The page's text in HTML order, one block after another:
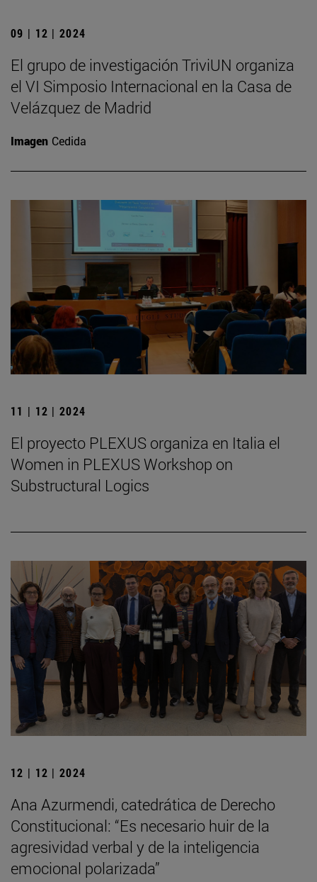
09 | 12 | 2024
El grupo de investigación TriviUN organiza
el VI Simposio Internacional en la Casa de
Velázquez de Madrid
Imagen Cedida
11 | 12 | 2024
El proyecto PLEXUS organiza en Italia el
Women in PLEXUS Workshop on
Substructural Logics
12 | 12 | 2024
Ana Azurmendi, catedrática de Derecho
Constitucional: “Es necesario huir de la
agresividad verbal y de la inteligencia
emocional polarizada”